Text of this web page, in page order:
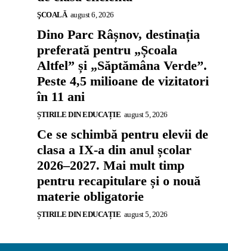
ŞCOALĂ august 6, 2026
Dino Parc Râșnov, destinația
preferată pentru „Școala
Altfel” și „Săptămâna Verde”.
Peste 4,5 milioane de vizitatori
în 11 ani
ȘTIRILE DIN EDUCAȚIE august 5, 2026
Ce se schimbă pentru elevii de
clasa a IX-a din anul școlar
2026–2027. Mai mult timp
pentru recapitulare și o nouă
materie obligatorie
ȘTIRILE DIN EDUCAȚIE august 5, 2026